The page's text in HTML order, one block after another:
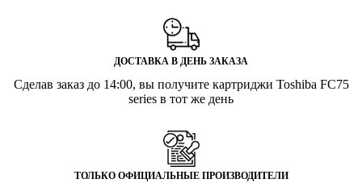
ДОСТАВКА В ДЕНЬ ЗАКАЗА
Сделав заказ до 14:00, вы получите картриджи Toshiba FC75
series в тот же день
ТОЛЬКО ОФИЦИАЛЬНЫЕ ПРОИЗВОДИТЕЛИ